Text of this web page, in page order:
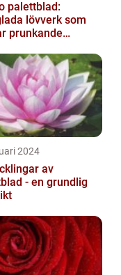
palettblad:
lövverk som
prunkande
2024
av
- en grundlig